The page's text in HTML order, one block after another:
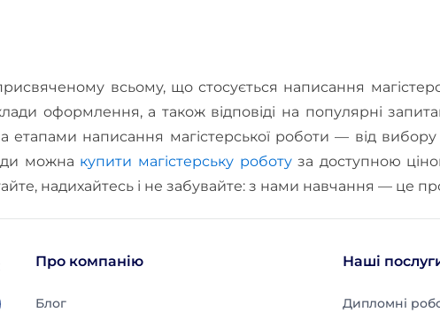
всьому, що стосується написання
оформлення, а також відповіді на популярні
написання магістерської роботи — від вибору
можна купити магістерську роботуза доступною
надихайтесь і не забувайте: з нами навчання — це
Про компанію
Блог
Наші
Дипломні